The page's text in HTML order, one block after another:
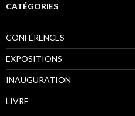
CATÉGORIES
CONFÉRENCES
EXPOSITIONS
INAUGURATION
LIVRE